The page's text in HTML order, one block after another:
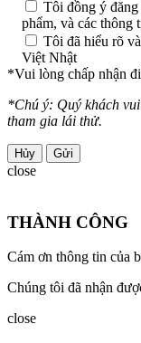
Tôi đồng ý đăng
phẩm, và các thông
Tôi đã hiểu rõ
Việt Nhật
*Vui lòng chấp nhận
*Chú ý: Quý khách
tham gia lái thử.
Hủy
close
THÀNH CÔNG
Cám ơn thông tin của
Chúng tôi đã nhận
close